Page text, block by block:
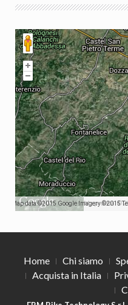
Map data ©2015 Google Imagery ©2015
Map data
Home Chi siamo
Acquista in Italia